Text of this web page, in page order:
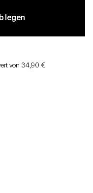
legen
von 34,90 €